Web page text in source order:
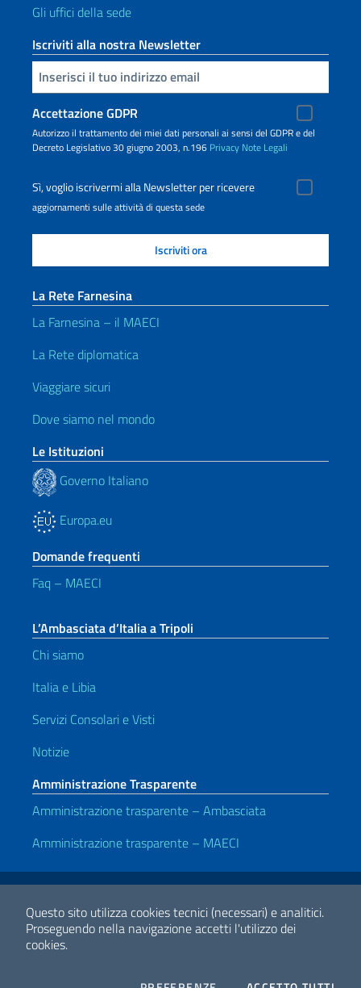
Questo sito utilizza cookies tecnici (necessari) e analitici.
Proseguendo nella navigazione accetti l'utilizzo dei
cookies.
Gli uffici della sede
Iscriviti alla nostra Newsletter
Inserisci la tua email
Accettazione GDPR
Autorizzo il trattamento dei miei dati personali ai sensi del GDPR e del
Decreto Legislativo 30 giugno 2003, n.196 Privacy Note Legali
Sì, voglio iscrivermi alla Newsletter per ricevere
aggiornamenti sulle attività di questa sede
La Rete Farnesina
La Farnesina – il MAECI
La Rete diplomatica
Viaggiare sicuri
Dove siamo nel mondo
Le Istituzioni
Governo Italiano
Europa.eu
Domande frequenti
Faq – MAECI
L’Ambasciata d’Italia a Tripoli
Chi siamo
Italia e Libia
Servizi Consolari e Visti
Notizie
Amministrazione Trasparente
Amministrazione trasparente – Ambasciata
Amministrazione trasparente – MAECI
Link Utili